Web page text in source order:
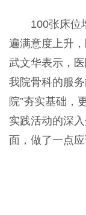
100张床位增
遍满意度上升
武文华表示，
我院骨科的服
院”夯实基础，
实践活动的深
面，做了一点应